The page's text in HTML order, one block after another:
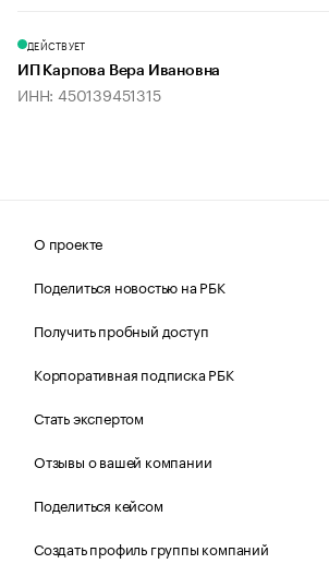
ДЕЙСТВУЕТ
ИП Карпова Вера Ивановна
ИНН: 450139451315
О проекте
Поделиться новостью на РБК
Получить пробный доступ
Корпоративная подписка РБК
Стать экспертом
Отзывы о вашей компании
Поделиться кейсом
Создать профиль группы компаний